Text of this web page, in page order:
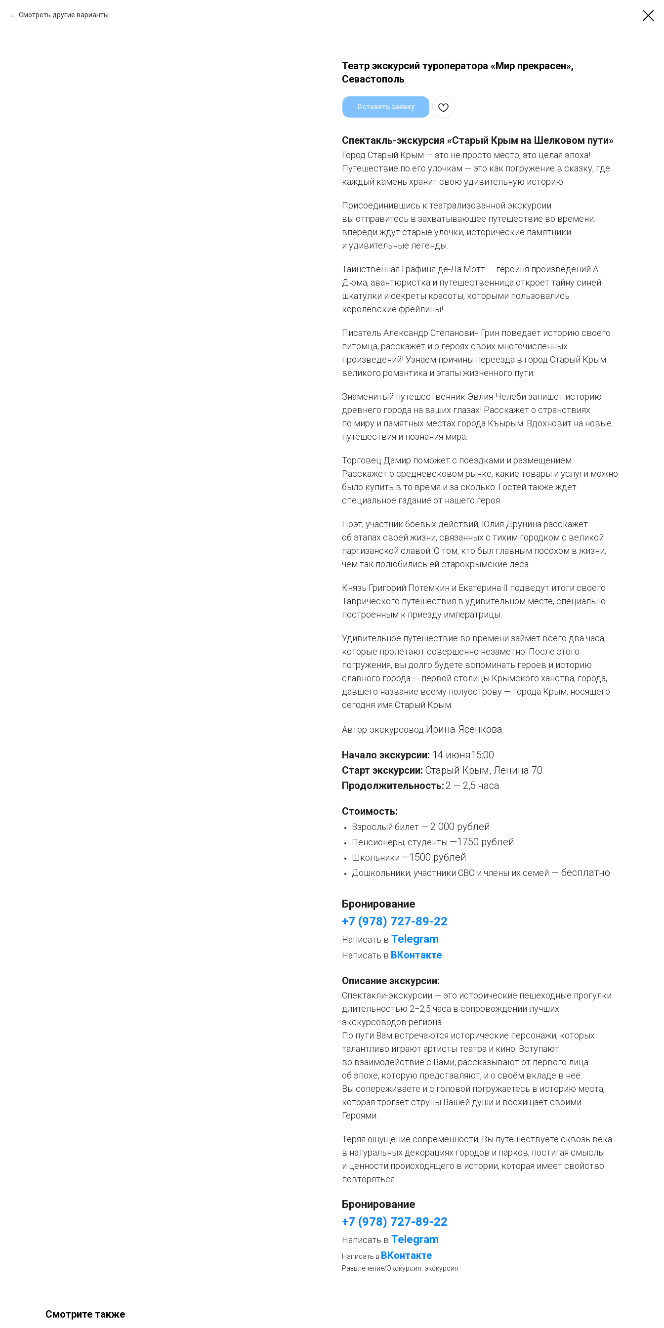
Смотреть другие варианты
Театр экскурсий туроператора «Мир прекрасен»,
Севастополь
Оставить заявку
Спектакль-экскурсия «Старый Крым на Шелковом пути»
Город Старый Крым — это не просто место, это целая эпоха!
Путешествие по его улочкам — это как погружение в сказку, где
каждый камень хранит свою удивительную историю.
Присоединившись к театрализованной экскурсии
вы отправитесь в захватывающее путешествие во времени:
впереди ждут старые улочки, исторические памятники
и удивительные легенды.
Таинственная Графиня де-Ла Мотт — героиня произведений А.
Дюма, авантюристка и путешественница откроет тайну синей
шкатулки и секреты красоты, которыми пользовались
королевские фрейлины!
Писатель Александр Степанович Грин поведает историю своего
питомца, расскажет и о героях своих многочисленных
произведений! Узнаем причины переезда в город Старый Крым
великого романтика и этапы жизненного пути.
Знаменитый путешественник Эвлия Челеби запишет историю
древнего города на ваших глазах! Расскажет о странствиях
по миру и памятных местах города Къырым. Вдохновит на новые
путешествия и познания мира.
Торговец Дамир поможет с поездками и размещением.
Расскажет о средневековом рынке, какие товары и услуги можно
было купить в то время и за сколько. Гостей также ждет
специальное гадание от нашего героя.
Поэт, участник боевых действий, Юлия Друнина расскажет
об этапах своей жизни, связанных с тихим городком с великой
партизанской славой. О том, кто был главным посохом в жизни,
чем так полюбились ей старокрымские леса.
Князь Григорий Потемкин и Екатерина II подведут итоги своего
Таврического путешествия в удивительном месте, специально
построенным к приезду императрицы.
Удивительное путешествие во времени займет всего два часа,
которые пролетают совершенно незаметно. После этого
погружения, вы долго будете вспоминать героев и историю
славного города — первой столицы Крымского ханства, города,
давшего название всему полуострову — города Крым, носящего
сегодня имя Старый Крым.
Автор-экскурсовод Ирина Ясенкова
Начало экскурсии: 14 июня15:00
Старт экскурсии: Старый Крым, Ленина 70
Продолжительность: 2 — 2,5 часа
Стоимость:
Взрослый билет — 2 000 рублей
Пенсионеры, студенты —1750 рублей
Школьники —1500 рублей
Дошкольники, участники СВО и члены их семей — бесплатно
Бронирование
+7 (978) 727-89-22
Написать в Telegram
Написать в ВКонтакте
Описание экскурсии:
Спектакли-экскурсии — это исторические пешеходные прогулки
длительностью 2−2,5 часа в сопровождении лучших
экскурсоводов региона.
По пути Вам встречаются исторические персонажи, которых
талантливо играют артисты театра и кино. Вступают
во взаимодействие с Вами, рассказывают от первого лица
об эпохе, которую представляют, и о своём вкладе в неё.
Вы сопереживаете и с головой погружаетесь в историю места,
которая трогает струны Вашей души и восхищает своими
Героями.
Теряя ощущение современности, Вы путешествуете сквозь века
в натуральных декорациях городов и парков, постигая смыслы
и ценности происходящего в истории, которая имеет свойство
повторяться.
Бронирование
+7 (978) 727-89-22
Написать в Telegram
Написать в ВКонтакте
Развлечение/Экскурсия: экскурсия
Смотрите также